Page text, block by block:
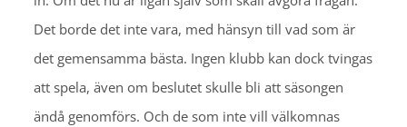
Det borde det inte vara, med hänsyn till vad som är
det gemensamma bästa. Ingen klubb kan dock tvingas
att spela, även om beslutet skulle bli att säsongen
ändå genomförs. Och de som inte vill välkomnas